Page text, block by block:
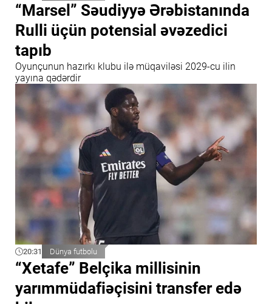
“Marsel” Səudiyyə Ərəbistanında
Rulli üçün potensial əvəzedici
tapıb
Oyunçunun hazırkı klubu ilə müqaviləsi 2029-cu ilin
yayına qədərdir
20:31 Dünya futbolu
“Xetafe” Belçika millisinin
yarımmüdafiəçisini transfer edə